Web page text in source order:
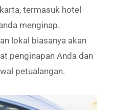
termasuk hotel
menginap.
lokal biasanya akan
penginapan Anda dan
petualangan.